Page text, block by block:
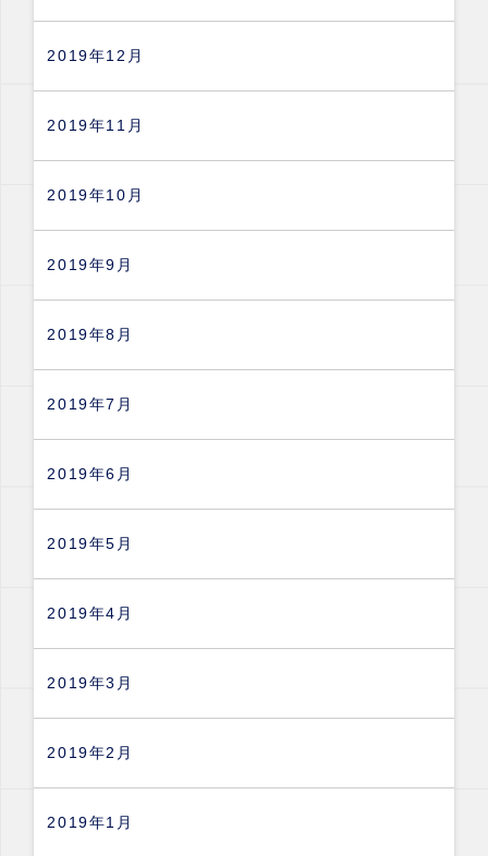
2019年12月
2019年11月
2019年10月
2019年9月
2019年8月
2019年7月
2019年6月
2019年5月
2019年4月
2019年3月
2019年2月
2019年1月